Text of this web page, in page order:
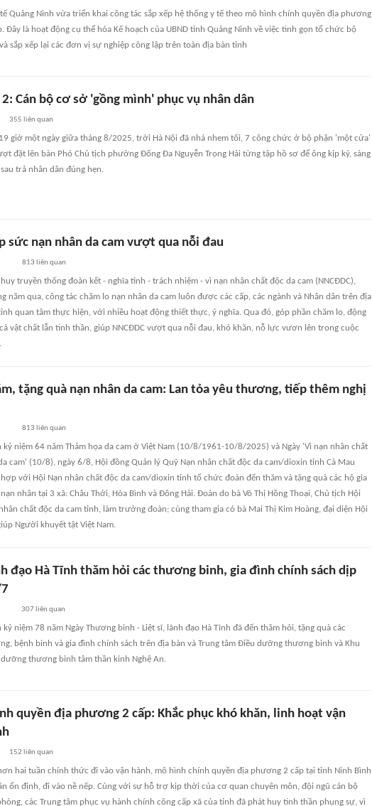
tế Quảng Ninh vừa triển khai công tác sắp xếp hệ thống y tế theo mô hình chính quyền địa phương
Đây là hoạt động cụ thể hóa Kế hoạch của UBND tỉnh Quảng Ninh về việc tinh gọn tổ chức bộ
sắp xếp lại các đơn vị sự nghiệp công lập trên toàn địa bàn tỉnh
2: Cán bộ cơ sở 'gồng mình' phục vụ nhân dân
355 liên quan
giờ một ngày giữa tháng 8/2025, trời Hà Nội đã nhá nhem tối, 7 công chức ở bộ phận 'một cửa'
đặt lên bàn Phó Chủ tịch phường Đống Đa Nguyễn Trọng Hải từng tập hồ sơ để ông kịp ký, sáng
trả nhân dân đúng hẹn.
sức nạn nhân da cam vượt qua nỗi đau
813 liên quan
huy truyền thống đoàn kết - nghĩa tình - trách nhiệm - vì nạn nhân chất độc da cam (NNCĐDC),
năm qua, công tác chăm lo nạn nhân da cam luôn được các cấp, các ngành và Nhân dân trên địa
quan tâm thực hiện, với nhiều hoạt động thiết thực, ý nghĩa. Qua đó, góp phần chăm lo, động
vật chất lẫn tinh thần, giúp NNCĐDC vượt qua nỗi đau, khó khăn, nỗ lực vươn lên trong cuộc
tặng quà nạn nhân da cam: Lan tỏa yêu thương, tiếp thêm nghị
813 liên quan
kỷ niệm 64 năm Thảm họa da cam ở Việt Nam (10/8/1961-10/8/2025) và Ngày 'Vì nạn nhân chất
cam' (10/8), ngày 6/8, Hội đồng Quản lý Quỹ Nạn nhân chất độc da cam/dioxin tỉnh Cà Mau
với Hội Nạn nhân chất độc da cam/dioxin tỉnh tổ chức đoàn đến thăm và tặng quà các hộ gia
nhân tại 3 xã: Châu Thới, Hòa Bình và Đông Hải. Đoàn do bà Võ Thị Hồng Thoại, Chủ tịch Hội
chất độc da cam tỉnh, làm trưởng đoàn; cùng tham gia có bà Mai Thị Kim Hoàng, đại diện Hội
Người khuyết tật Việt Nam.
đạo Hà Tĩnh thăm hỏi các thương binh, gia đình chính sách dịp
307liên quan
kỷ niệm 78 năm Ngày Thương binh - Liệt sĩ, lãnh đạo Hà Tĩnh đã đến thăm hỏi, tặng quà các
bệnh binh và gia đình chính sách trên địa bàn và Trung tâm Điều dưỡng thương binh và Khu
thương binh tâm thần kinh Nghệ An.
quyền địa phương 2 cấp: Khắc phục khó khăn, linh hoạt vận
152 liên quan
hai tuần chính thức đi vào vận hành, mô hình chính quyền địa phương 2 cấp tại tỉnh Ninh Bình
ổn định, đi vào nề nếp. Cùng với sự hỗ trợ kịp thời của cơ quan chuyên môn, đội ngũ cán bộ
các Trung tâm phục vụ hành chính công cấp xã của tỉnh đã phát huy tinh thần phụng sự, vì